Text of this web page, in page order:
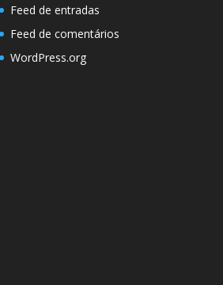
Feed de entradas
Feed de comentários
WordPress.org